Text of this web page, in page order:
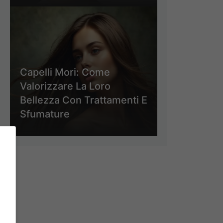
Capelli Mori: Come
Valorizzare La Loro
Bellezza Con Trattamenti E
Sfumature